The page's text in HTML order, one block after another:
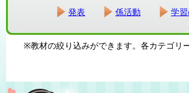
発表 係活動 学
※教材の絞り込みができます。各カテゴリ